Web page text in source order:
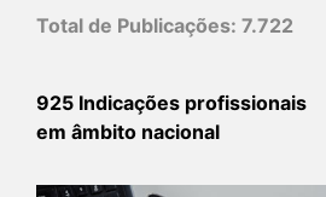
Total de Publicações: 7.722
925 Indicações profissionais
em âmbito nacional